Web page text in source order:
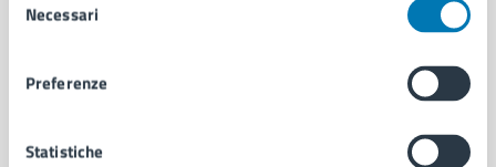
delNecessari
Preferenze
Statistiche
Aree amministrative
Municipalità
Uffici
Politici